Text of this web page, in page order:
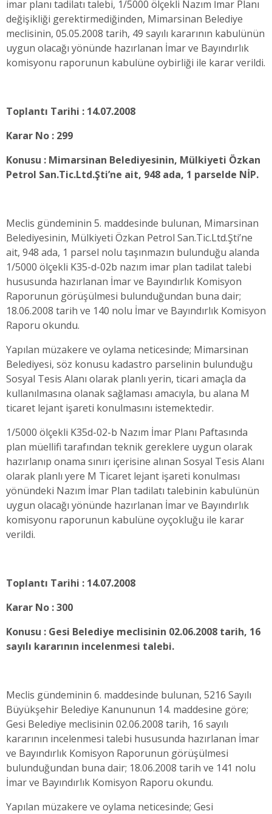
imar planı tadilatı talebi, 1/5000 ölçekli Nazım İmar Planı
değişikliği gerektirmediğinden, Mimarsinan Belediye
meclisinin, 05.05.2008 tarih, 49 sayılı kararının kabulünün
uygun olacağı yönünde hazırlanan İmar ve Bayındırlık
komisyonu raporunun kabulüne oybirliği ile karar verildi.
Toplantı Tarihi : 14.07.2008
Karar No : 299
Konusu : Mimarsinan Belediyesinin, Mülkiyeti Özkan
Petrol San.Tic.Ltd.Şti’ne ait, 948 ada, 1 parselde NİP.
Meclis gündeminin 5. maddesinde bulunan, Mimarsinan
Belediyesinin, Mülkiyeti Özkan Petrol San.Tic.Ltd.Şti’ne
ait, 948 ada, 1 parsel nolu taşınmazın bulunduğu alanda
1/5000 ölçekli K35-d-02b nazım imar plan tadilat talebi
hususunda hazırlanan İmar ve Bayındırlık Komisyon
Raporunun görüşülmesi bulunduğundan buna dair;
18.06.2008 tarih ve 140 nolu İmar ve Bayındırlık Komisyon
Raporu okundu.
Yapılan müzakere ve oylama neticesinde; Mimarsinan
Belediyesi, söz konusu kadastro parselinin bulunduğu
Sosyal Tesis Alanı olarak planlı yerin, ticari amaçla da
kullanılmasına olanak sağlaması amacıyla, bu alana M
ticaret lejant işareti konulmasını istemektedir.
1/5000 ölçekli K35d-02-b Nazım İmar Planı Paftasında
plan müellifi tarafından teknik gereklere uygun olarak
hazırlanıp onama sınırı içerisine alınan Sosyal Tesis Alanı
olarak planlı yere M Ticaret lejant işareti konulması
yönündeki Nazım İmar Plan tadilatı talebinin kabulünün
uygun olacağı yönünde hazırlanan İmar ve Bayındırlık
komisyonu raporunun kabulüne oyçokluğu ile karar
verildi.
Toplantı Tarihi : 14.07.2008
Karar No : 300
Konusu : Gesi Belediye meclisinin 02.06.2008 tarih, 16
sayılı kararının incelenmesi talebi.
Meclis gündeminin 6. maddesinde bulunan, 5216 Sayılı
Büyükşehir Belediye Kanununun 14. maddesine göre;
Gesi Belediye meclisinin 02.06.2008 tarih, 16 sayılı
kararının incelenmesi talebi hususunda hazırlanan İmar
ve Bayındırlık Komisyon Raporunun görüşülmesi
bulunduğundan buna dair; 18.06.2008 tarih ve 141 nolu
İmar ve Bayındırlık Komisyon Raporu okundu.
Yapılan müzakere ve oylama neticesinde; Gesi